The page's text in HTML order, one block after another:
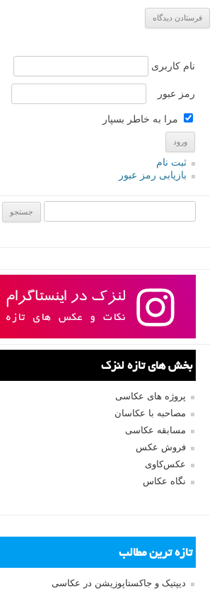
نام کاربری
رمز عبور
مرا به خاطر بسپار
ثبت نام
بازیابی رمز عبور
بخش های تازه لنزک
پروژه های عکاسی
مصاحبه با عکاسان
مسابقه عکاسی
فروش عکس
عکس‌کاوی
نگاه عکاس
تازه ترین مطالب
دیپتیک و جاکستا‌پوزیشن در عکاسی